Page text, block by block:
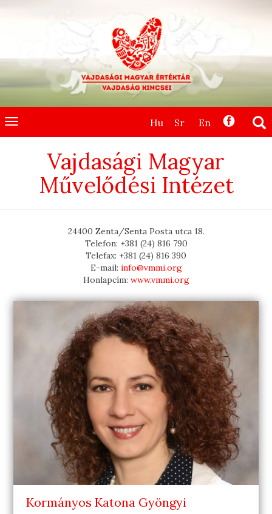
navigation
En
Sr
Hu
Vajdasági Magyar
Művelődési Intézet
24400 Zenta/Senta Posta utca 18.
Telefon: +381 (24) 816 790
Telefax: +381 (24) 816 390
E-mail: info@vmmi.org
Honlapcím: www.vmmi.org
Kormányos Katona Gyöngyi